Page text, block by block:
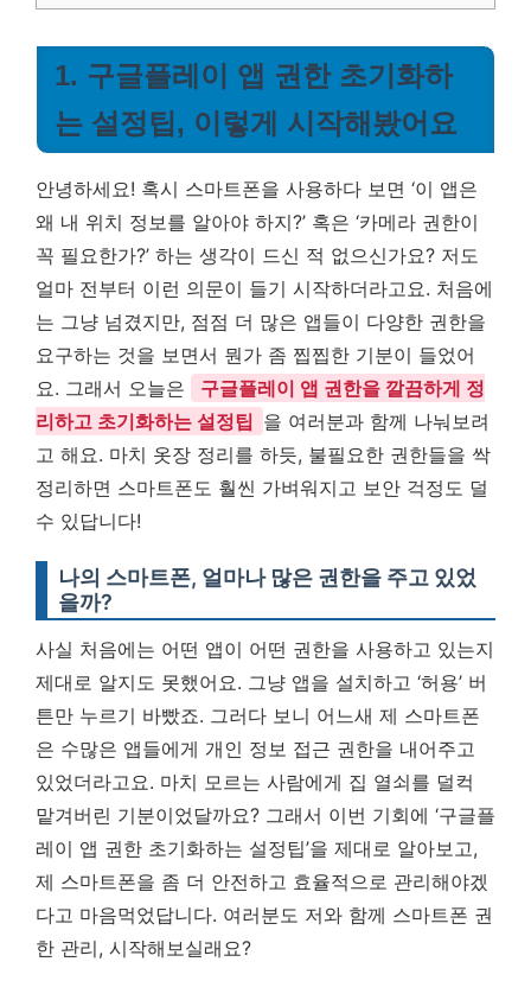
1. 구글플레이 앱 권한 초기화하
는 설정팁, 이렇게 시작해봤어요
안녕하세요! 혹시 스마트폰을 사용하다 보면 ‘이 앱은
왜 내 위치 정보를 알아야 하지?’ 혹은 ‘카메라 권한이
꼭 필요한가?’ 하는 생각이 드신 적 없으신가요? 저도
얼마 전부터 이런 의문이 들기 시작하더라고요. 처음에
는 그냥 넘겼지만, 점점 더 많은 앱들이 다양한 권한을
요구하는 것을 보면서 뭔가 좀 찝찝한 기분이 들었어
요. 그래서 오늘은
구글플레이 앱 권한을 깔끔하게 정
리하고 초기화하는 설정팁 을 여러분과 함께 나눠보려
고 해요. 마치 옷장 정리를 하듯, 불필요한 권한들을 싹
정리하면 스마트폰도 훨씬 가벼워지고 보안 걱정도 덜
수 있답니다!
나의 스마트폰, 얼마나 많은 권한을 주고 있었
을까?
사실 처음에는 어떤 앱이 어떤 권한을 사용하고 있는지
제대로 알지도 못했어요. 그냥 앱을 설치하고 ‘허용’ 버
튼만 누르기 바빴죠. 그러다 보니 어느새 제 스마트폰
은 수많은 앱들에게 개인 정보 접근 권한을 내어주고
있었더라고요. 마치 모르는 사람에게 집 열쇠를 덜컥
맡겨버린 기분이었달까요? 그래서 이번 기회에 ‘구글플
레이 앱 권한 초기화하는 설정팁’을 제대로 알아보고,
제 스마트폰을 좀 더 안전하고 효율적으로 관리해야겠
다고 마음먹었답니다. 여러분도 저와 함께 스마트폰 권
한 관리, 시작해보실래요?